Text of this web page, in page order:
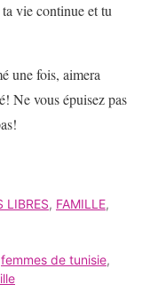
vie continue et tu
une fois, aimera
Ne vous épuisez pas
LIBRES, FAMILLE,
femmes de tunisie,